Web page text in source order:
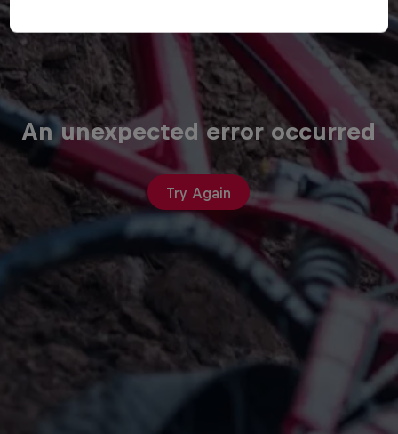
An unexpected error occurred
Try Again